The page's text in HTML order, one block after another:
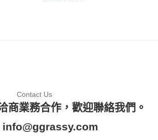
Contact Us
商業務合作，歡迎聯絡我們。
info@ggrassy.com